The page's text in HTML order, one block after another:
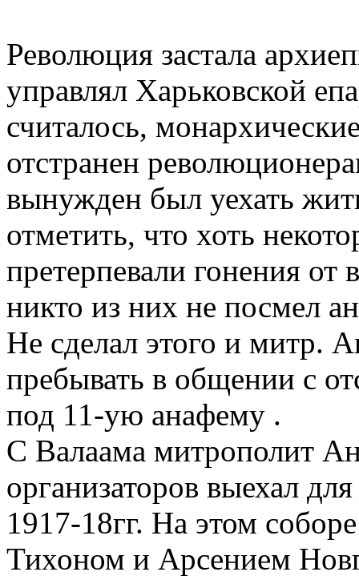
Революция застала
управлял Харьковской
считалось,
отстранен
вынужден был уехать
отметить, что хоть
претерпевали гонения от
никто из них не посмел
Не сделал этого и митр.
пребывать в общении с
под 11-ую анафему .
С Валаама митрополит
организаторов выехал
1917-18гг. На этом
Тихоном и Арсением